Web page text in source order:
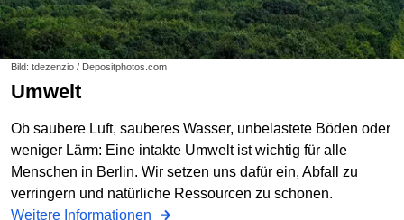
Bild: tdezenzio / Depositphotos.com
Umwelt
Ob saubere Luft, sauberes Wasser, unbelastete Böden oder
weniger Lärm: Eine intakte Umwelt ist wichtig für alle
Menschen in Berlin. Wir setzen uns dafür ein, Abfall zu
verringern und natürliche Ressourcen zu schonen.
Weitere Informationen